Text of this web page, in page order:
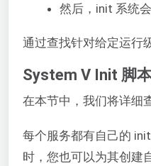
然后，init 系统
通过查找针对给定运行
System V Init 脚
在本节中，我们将详细
每个服务都有自己的
时，您也可以为其创建